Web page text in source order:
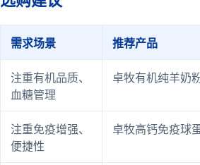
需求场景 推荐产品
注重有机品质、
血糖管理
卓牧有机纯羊奶
注重免疫增强、
便捷性
卓牧高钙免疫球